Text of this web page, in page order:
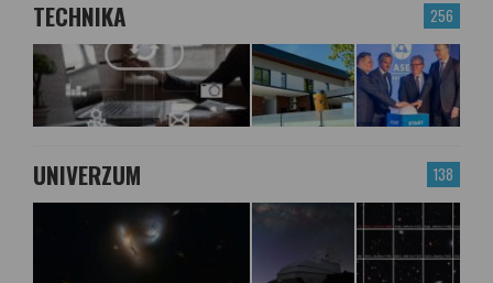
256
TECHNIKA
138
UNIVERZUM